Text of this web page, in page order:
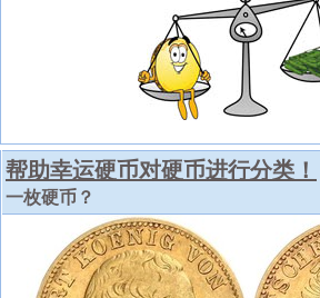
帮助幸运硬币对硬币进行分类！
一枚硬币？